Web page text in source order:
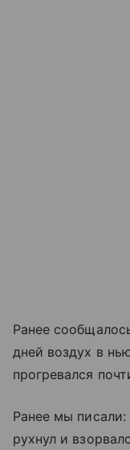
Ранее
дней воздух в
прогревался
Ранее мы
рухнул и